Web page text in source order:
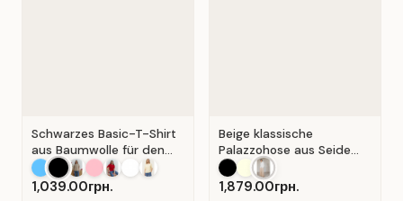
Schwarzes Basic-T-Shirt
aus Baumwolle für den
Alltag . Schwarz.
1,039.00грн.
Beige klassische
Palazzohose aus Seide
mit Falten . Beige .
1,879.00грн.